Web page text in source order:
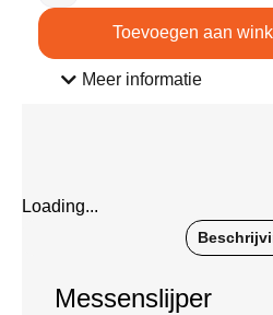
Toevoegen aan
Meer informatie
Loading...
Messenslijper